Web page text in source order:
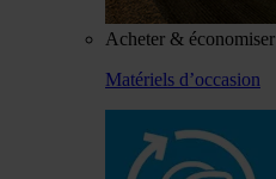
Acheter & économiser
Matériels d’occasion